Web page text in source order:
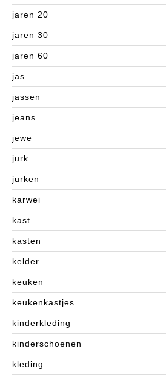
jaren 20
jaren 30
jaren 60
jas
jassen
jeans
jewe
jurk
jurken
karwei
kast
kasten
kelder
keuken
keukenkastjes
kinderkleding
kinderschoenen
kleding